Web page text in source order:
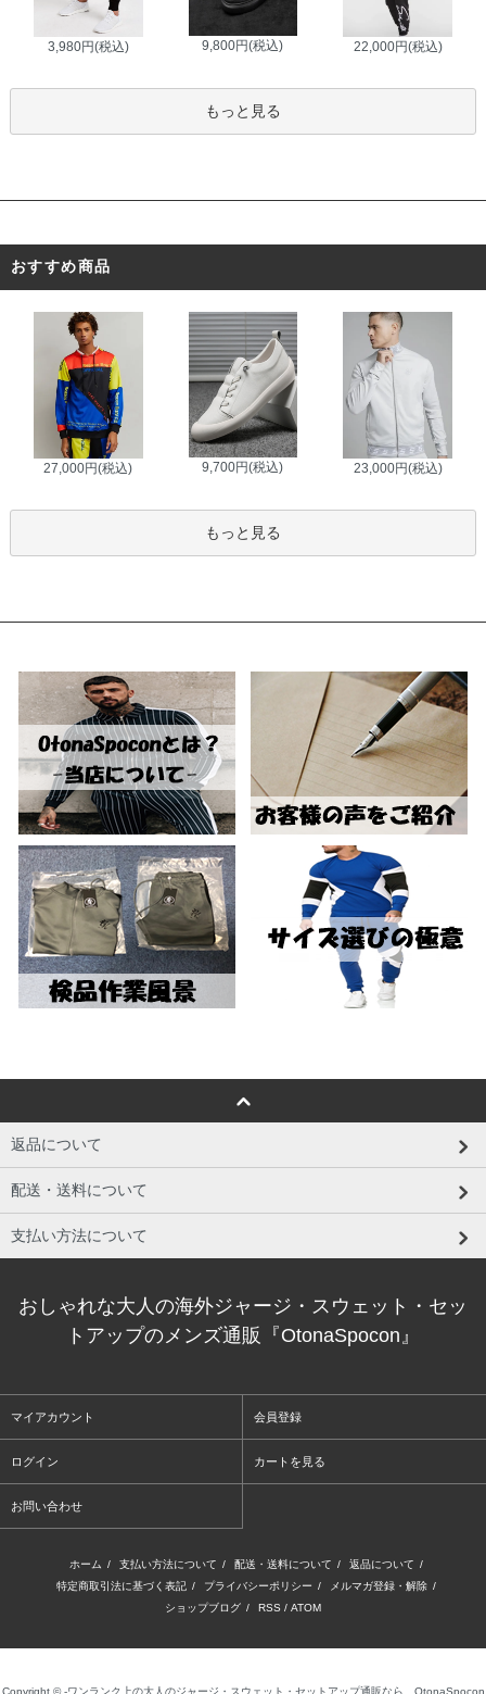
3,980円(税込) 9,800円(税込) 22,000円(税込)
もっと見る
おすすめ商品
27,000円(税込) 9,700円(税込) 23,000円(税込)
もっと見る
返品について
配送・送料について
支払い方法について
おしゃれな大人の海外ジャージ・スウェット・セッ
トアップのメンズ通販『OtonaSpocon』
マイアカウント 会員登録
ログイン カートを見る
お問い合わせ
ホーム / 支払い方法について / 配送・送料について / 返品について /
特定商取引法に基づく表記 / プライバシーポリシー / メルマガ登録・解除 /
ショップブログ / RSS / ATOM